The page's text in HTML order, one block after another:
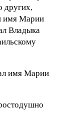
других,
имя Марии
Владыка
имя Марии